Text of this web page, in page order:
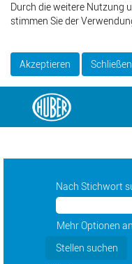
Durch die weitere Nutzung
stimmen Sie der
Akzeptieren Schließen
Nach Stichwort
Mehr Optionen